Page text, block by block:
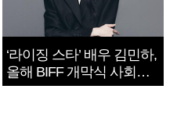
‘라이징 스타’ 배우 김민하,
올해 BIFF 개막식 사회자
확정